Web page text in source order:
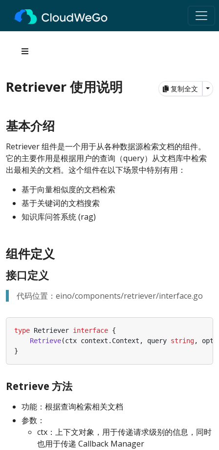
复制全文
Retriever 使用说明
基本介绍
Retriever 组件是一个用于从各种数据源检索文档的组件。
它的主要作用是根据用户的查询（query）从文档库中检索
出最相关的文档。这个组件在以下场景中特别有用：
基于向量相似度的文档检索
基于关键词的文档搜索
知识库问答系统 (rag)
组件定义
接口定义
代码位置：eino/components/retriever/interface.go
type Retriever interface {
Retrieve(ctx context . Context , query string,
opts
}
Retrieve 方法
功能：根据查询检索相关文档
参数：
ctx：上下文对象，用于传递请求级别的信息，同时
也用于传递 Callback Manager